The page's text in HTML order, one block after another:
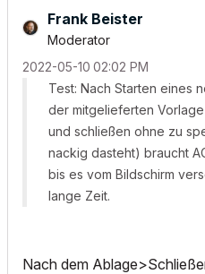
Frank Beister
Moderator
‎2022-05-10 02:02 PM
Test: Nach Starten eines
der mitgelieferten
und schließen ohne zu
nackig dasteht) braucht
bis es vom Bildschirm
lange Zeit.
Nach dem